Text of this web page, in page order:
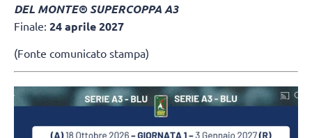
DEL MONTE® SUPERCOPPA A3
Finale: 24 aprile 2027
(Fonte comunicato stampa)